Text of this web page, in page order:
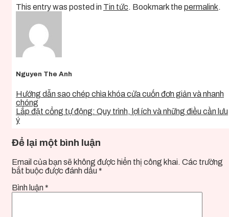
This entry was posted in Tin tức. Bookmark thepermalink.
Nguyen The Anh
Hướng dẫn sao chép chìa khóa cửa cuốn đơn giản và nhanh
chóng
Lắp đặt cổng tự động: Quy trình, lợi ích và những điều cần lưu
ý
Để lại một bình luận
Email của bạn sẽ không được hiển thị công khai. Các trường
bắt buộc được đánh dấu *
Bình luận *